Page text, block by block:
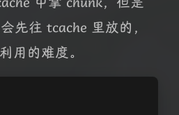
先往 tcache 里放的，
用的难度。